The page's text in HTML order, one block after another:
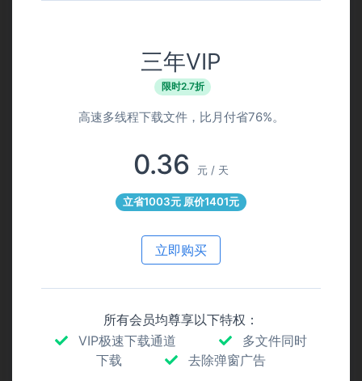
三年VIP
限时2.7折
高速多线程下载文件，比月付省76%。
0.36 元 / 天
立省1003元 原价1401元
立即购买
所有会员均尊享以下特权：
VIP极速下载通道
多文件同时
下载
去除弹窗广告